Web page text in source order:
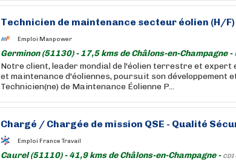
Technicien de maintenance secteur éolien (H/F)
Emploi Manpower
Germinon (51130) - 17,5 kms de Châlons-en-Champagne -
Notre client, leader mondial de l'éolien terrestre et
et maintenance d'éoliennes, poursuit son développement
Technicien(ne) de Maintenance Éolienne P...
Chargé / Chargée de mission QSE - Qualité
Emploi France Travail
Caurel (51110) - 41,9 kms de Châlons-en-Champagne - CDI